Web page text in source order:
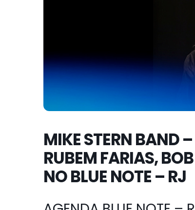
MIKE STERN BAND
RUBEM FARIAS,
NO BLUE NOTE – RJ